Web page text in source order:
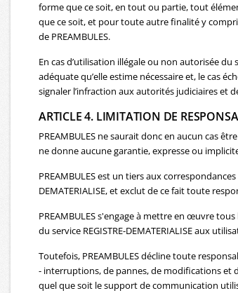
forme que ce soit, en tout ou partie, tout
que ce soit, et pour toute autre finalité y
de PREAMBULES.
En cas d’utilisation illégale ou non autorisée
adéquate qu’elle estime nécessaire et, le cas
signaler l’infraction aux autorités judiciaires et
ARTICLE 4. LIMITATION DE
PREAMBULES ne saurait donc en aucun cas
ne donne aucune garantie, expresse ou
PREAMBULES est un tiers aux
DEMATERIALISE, et exclut de ce fait toute
PREAMBULES s'engage à mettre en œuvre
du service REGISTRE-DEMATERIALISE aux
Toutefois, PREAMBULES décline toute
- interruptions, de pannes, de modifications et
quel que soit le support de communication